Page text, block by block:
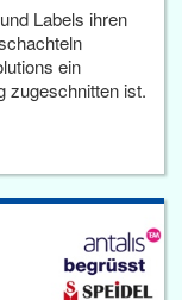
Labels ihren
ein
zugeschnitten ist.